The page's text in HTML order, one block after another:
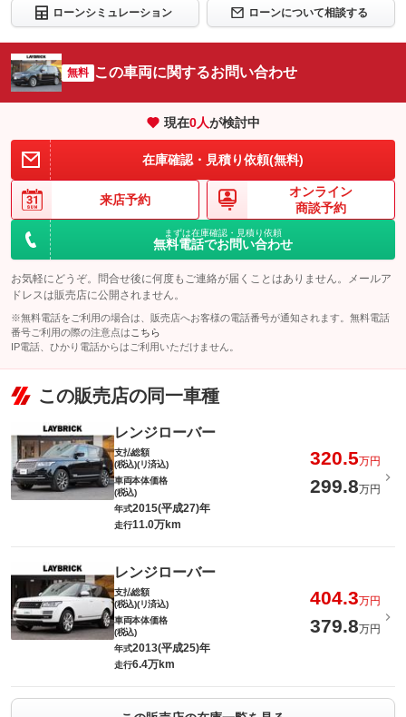
ローンシミュレーション ローンについて相談する
無料 この車両に関するお問い合わせ
現在0人が検討中
在庫確認・見積り依頼(無料)
来店予約
オンライン
商談予約
まずは在庫確認・見積り依頼
無料電話でお問い合わせ
お気軽にどうぞ。問合せ後に何度もご連絡が届くことはありません。メールア
ドレスは販売店に公開されません。
※無料電話をご利用の場合は、販売店へお客様の電話番号が通知されます。無料電話
番号ご利用の際の注意点は こちら
IP電話、ひかり電話からはご利用いただけません。
この販売店の同一車種
レンジローバー
支払総額
(税込)(リ済込)
320.5万円
車両本体価格
(税込)
299.8万円
年式2015(平成27)年
走行11.0万km
レンジローバー
支払総額
(税込)(リ済込)
404.3万円
車両本体価格
(税込)
379.8万円
年式2013(平成25)年
走行6.4万km